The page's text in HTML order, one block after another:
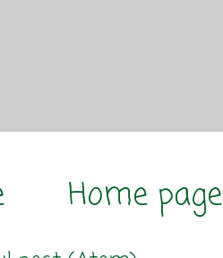
Home page